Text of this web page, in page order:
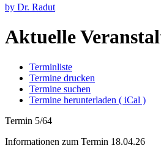
by Dr. Radut
Aktuelle
Terminliste
Termine drucken
Termine suchen
Termine herunterladen ( iCal )
Termin 5/64
Informationen zum Termin 18.04.26